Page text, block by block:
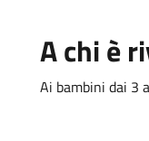
A chi è
Ai bambini dai 3